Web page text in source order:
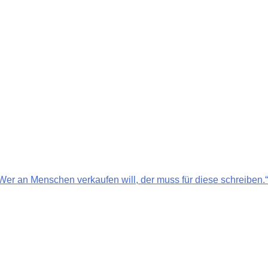
an Menschen verkaufen will, der muss für diese schreiben.“